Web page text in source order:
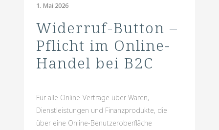
1. Mai 2026
Widerruf-Button –
Pflicht im Online-
Handel bei B2C
Für alle Online-Verträge über Waren,
Dienstleistungen und Finanzprodukte, die
über eine Online-Benutzeroberfläche